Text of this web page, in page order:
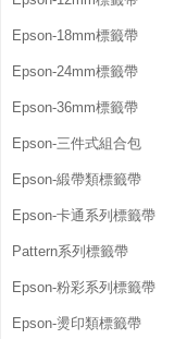
Epson-18mm標籤帶
Epson-24mm標籤帶
Epson-36mm標籤帶
Epson-三件式組合包
Epson-緞帶類標籤帶
Epson-卡通系列標籤帶
Pattern系列標籤帶
Epson-粉彩系列標籤帶
Epson-燙印類標籤帶